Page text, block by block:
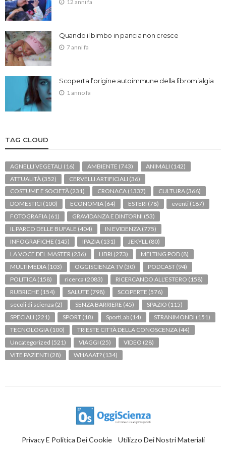
12 anni fa
Quando il bimbo in pancia non cresce
7 anni fa
Scoperta l’origine autoimmune della fibromialgia
1 anno fa
TAG CLOUD
AGNELLI VEGETALI (16) AMBIENTE (743) ANIMALI (142)
ATTUALITÀ (352) CERVELLI ARTIFICIALI (36)
COSTUME E SOCIETÀ (231) CRONACA (1337) CULTURA (366)
DOMESTICI (100) ECONOMIA (64) ESTERI (78) eventi (187)
FOTOGRAFIA (61) GRAVIDANZA E DINTORNI (53)
IL PARCO DELLE BUFALE (404) IN EVIDENZA (775)
INFOGRAFICHE (145) IPAZIA (131) JEKYLL (80)
LA VOCE DEL MASTER (236) LIBRI (273) MELTING POD (8)
MULTIMEDIA (103) OGGISCIENZA TV (30) PODCAST (94)
POLITICA (158) ricerca (2083) RICERCANDO ALL'ESTERO (158)
RUBRICHE (154) SALUTE (798) SCOPERTE (576)
secoli di scienza (2) SENZA BARRIERE (45) SPAZIO (115)
SPECIALI (221) SPORT (18) SportLab (14) STRANIMONDI (151)
TECNOLOGIA (100) TRIESTE CITTÀ DELLA CONOSCENZA (44)
Uncategorized (521) VIAGGI (25) VIDEO (28)
VITE PAZIENTI (28) WHAAAT? (134)
Privacy E Politica Dei Cookie Utilizzo Dei Nostri Materiali